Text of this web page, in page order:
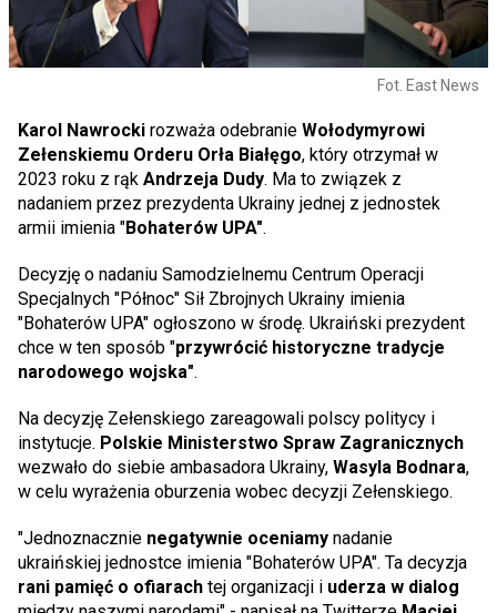
Fot. East News
Karol Nawrocki rozważa odebranie Wołodymyrowi
Zełenskiemu Orderu Orła Białęgo, który otrzymał w
2023 roku z rąk Andrzeja Dudy. Ma to związek z
nadaniem przez prezydenta Ukrainy jednej z jednostek
armii imienia "Bohaterów UPA".
Decyzję o nadaniu Samodzielnemu Centrum Operacji
Specjalnych "Północ" Sił Zbrojnych Ukrainy imienia
"Bohaterów UPA" ogłoszono w środę. Ukraiński prezydent
chce w ten sposób "przywrócić historyczne tradycje
narodowego wojska".
Na decyzję Zełenskiego zareagowali polscy politycy i
instytucje. Polskie Ministerstwo Spraw Zagranicznych
wezwało do siebie ambasadora Ukrainy, Wasyla Bodnara,
w celu wyrażenia oburzenia wobec decyzji Zełenskiego.
"Jednoznacznie negatywnie oceniamy nadanie
ukraińskiej jednostce imienia "Bohaterów UPA". Ta decyzja
rani pamięć o ofiarach tej organizacji i uderza w dialog